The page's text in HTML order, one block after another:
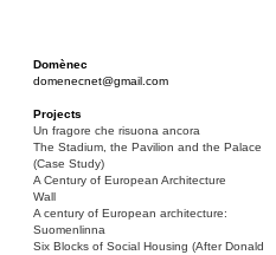
Domènec
domenecnet@gmail.com
Projects
Un fragore che risuona ancora
The Stadium, the Pavilion and the Palace
(Case Study)
A Century of European Architecture
Wall
A century of European architecture:
Suomenlinna
Six Blocks of Social Housing (After Donald